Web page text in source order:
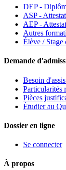
DEP -
ASP -
AEP -
Autres
Élève / Stage
Demande
Besoin
Particularités
Pièces
Étudier au
Dossier en ligne
Se connecter
À propos